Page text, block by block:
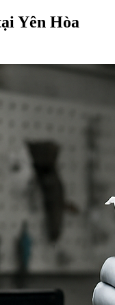
Yên Hòa